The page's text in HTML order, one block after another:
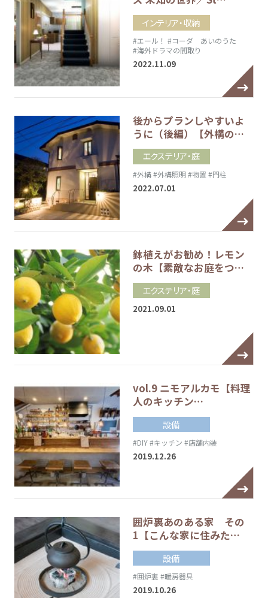
インテリア・収納
#エール！ #コーダ あいのうた
#海外ドラマの間取り
2022.11.09
後からプランしやすいよ
うに（後編）【外構の…
エクステリア・庭
#外構#外構照明 #物置 #門柱
2022.07.01
鉢植えがお勧め！レモン
の木【素敵なお庭をつ…
エクステリア・庭
2021.09.01
vol.9 ニモアルカモ【料理
人のキッチン…
設備
#DIY#キッチン #店舗内装
2019.12.26
囲炉裏あのある家 その
1【こんな家に住みた…
設備
#囲炉裏 #暖房器具
2019.10.26